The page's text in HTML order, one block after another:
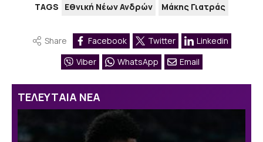
TAGS Εθνική Νέων Ανδρών Μάκης Γιατράς
Share Facebook Twitter
Linkedin
Viber
WhatsApp Email
ΤΕΛΕΥΤΑΙΑ ΝΕΑ